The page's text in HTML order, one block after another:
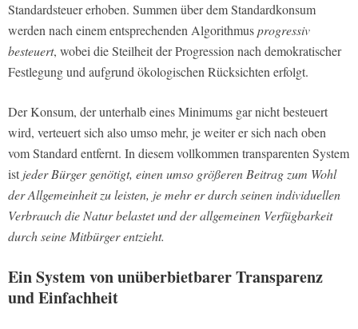
Standardsteuer erhoben. Summen über dem Standardkonsum
werden nach einem entsprechenden Algorithmusprogressiv
besteuert, wobei die Steilheit der Progression nach demokratischer
Festlegung und aufgrund ökologischen Rücksichten erfolgt.
Der Konsum, der unterhalb eines Minimums gar nicht besteuert
wird, verteuert sich also umso mehr, je weiter er sich nach oben
vom Standard entfernt. In diesem vollkommen transparenten System
ist jeder Bürger genötigt, einen umso größeren Beitrag zum Wohl
der Allgemeinheit zu leisten, je mehr er durch seinen individuellen
Verbrauch die Natur belastet und der allgemeinen Verfügbarkeit
durch seine Mitbürger entzieht.
Ein System von unüberbietbarer Transparenz
und Einfachheit